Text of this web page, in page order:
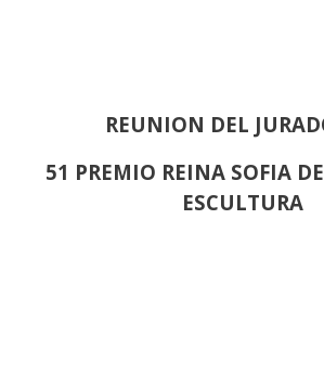
REUNION DEL
51 PREMIO REINA SOFIA
ESCULTURA